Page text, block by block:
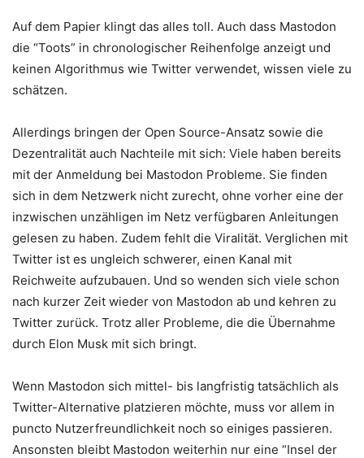
Auf dem Papier klingt das alles toll. Auch dass Mastodon
die “Toots” in chronologischer Reihenfolge anzeigt und
keinen Algorithmus wie Twitter verwendet, wissen viele zu
schätzen.
Allerdings bringen der Open Source-Ansatz sowie die
Dezentralität auch Nachteile mit sich: Viele haben bereits
mit der Anmeldung bei Mastodon Probleme. Sie finden
sich in dem Netzwerk nicht zurecht, ohne vorher eine der
inzwischen unzähligen im Netz verfügbaren Anleitungen
gelesen zu haben. Zudem fehlt die Viralität. Verglichen mit
Twitter ist es ungleich schwerer, einen Kanal mit
Reichweite aufzubauen. Und so wenden sich viele schon
nach kurzer Zeit wieder von Mastodon ab und kehren zu
Twitter zurück. Trotz aller Probleme, die die Übernahme
durch Elon Musk mit sich bringt.
Wenn Mastodon sich mittel- bis langfristig tatsächlich als
Twitter-Alternative platzieren möchte, muss vor allem in
puncto Nutzerfreundlichkeit noch so einiges passieren.
Ansonsten bleibt Mastodon weiterhin nur eine “Insel der